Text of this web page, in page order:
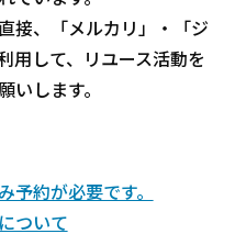
接、「メルカリ」・「ジ
用して、リユース活動を
します。
約が必要です。
ついて